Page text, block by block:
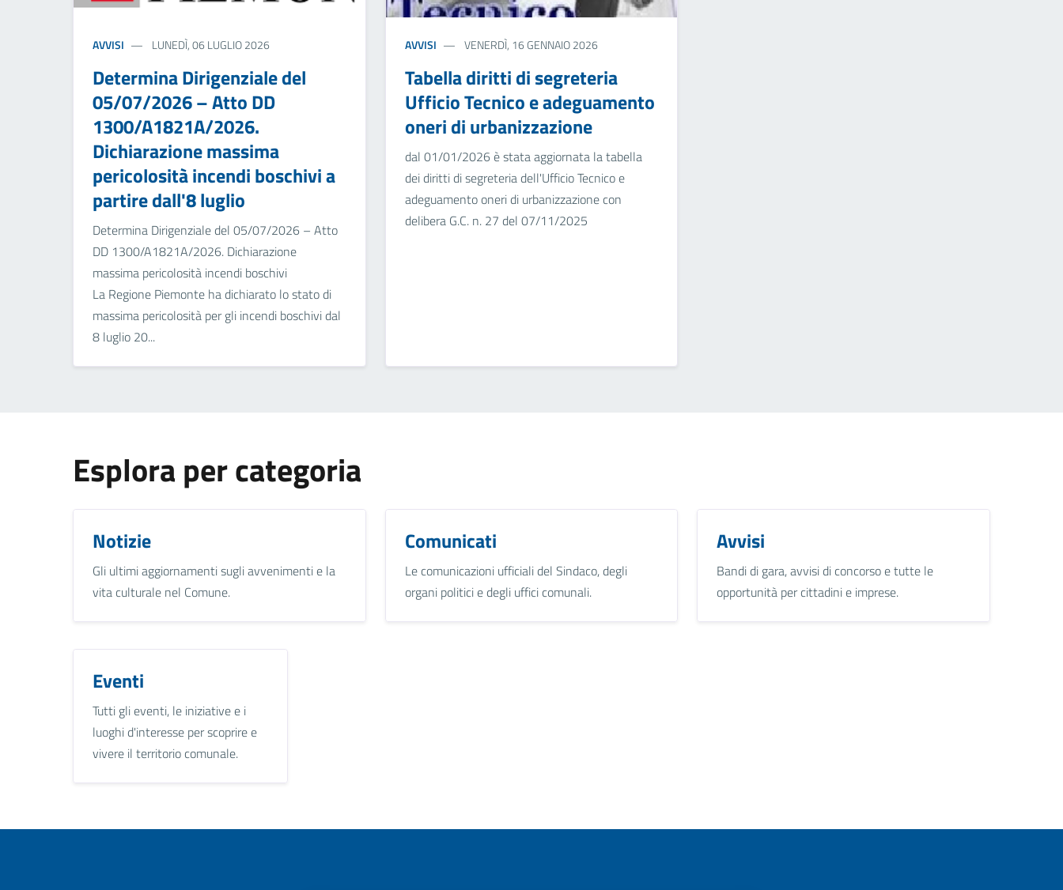
AVVISI LUNEDÌ, 06 LUGLIO 2026
Determina Dirigenziale del
05/07/2026 – Atto DD
1300/A1821A/2026.
Dichiarazione massima
pericolosità incendi boschivi a
partire dall'8 luglio
Determina Dirigenziale del 05/07/2026 – Atto
DD 1300/A1821A/2026. Dichiarazione
massima pericolosità incendi boschivi
La Regione Piemonte ha dichiarato lo stato di
massima pericolosità per gli incendi boschivi dal
8 luglio 20...
AVVISI VENERDÌ, 16 GENNAIO 2026
Tabella diritti di segreteria
Ufficio Tecnico e adeguamento
oneri di urbanizzazione
dal 01/01/2026 è stata aggiornata la tabella
dei diritti di segreteria dell'Ufficio Tecnico e
adeguamento oneri di urbanizzazione con
delibera G.C. n. 27 del 07/11/2025
Esplora per categoria
Notizie
Gli ultimi aggiornamenti sugli avvenimenti e la
vita culturale nel Comune.
Comunicati
Le comunicazioni ufficiali del Sindaco, degli
organi politici e degli uffici comunali.
Avvisi
Bandi di gara, avvisi di concorso e tutte le
opportunità per cittadini e imprese.
Eventi
Tutti gli eventi, le iniziative e i
luoghi d'interesse per scoprire e
vivere il territorio comunale.